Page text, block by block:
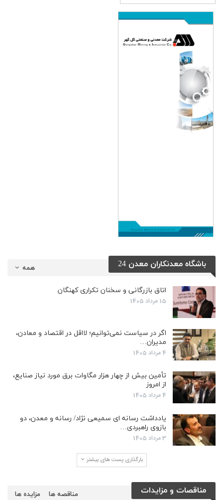
همه باشگاه معدنکاران معدن 24
اتاق بازرگانی و سخنان تکراری کهنگان
15 مرداد 1405
اگر در سیاست نمی‌توانیم؛ لااقل در اقتصاد و معادن،
مدیران…
4 مرداد 1405
تأمین بیش از چهار هزار مگاوات برق مورد نیاز صنایع،
از امروز
4 مرداد 1405
یادداشت رسانه ای سمیعی نژاد/ رسانه و معدن، دو
بازوی راهبردی…
3 مرداد 1405
بارگذاری پست های بیشتر
مناقصات و مزایدات مزایده ها مناقصه ها